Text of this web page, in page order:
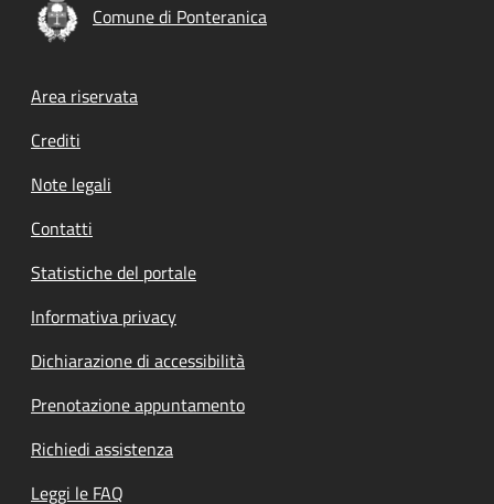
Comune di Ponteranica
Footer menu
Area riservata
Crediti
Note legali
Contatti
Statistiche del portale
Informativa privacy
Dichiarazione di accessibilità
Prenotazione appuntamento
Richiedi assistenza
Leggi le FAQ